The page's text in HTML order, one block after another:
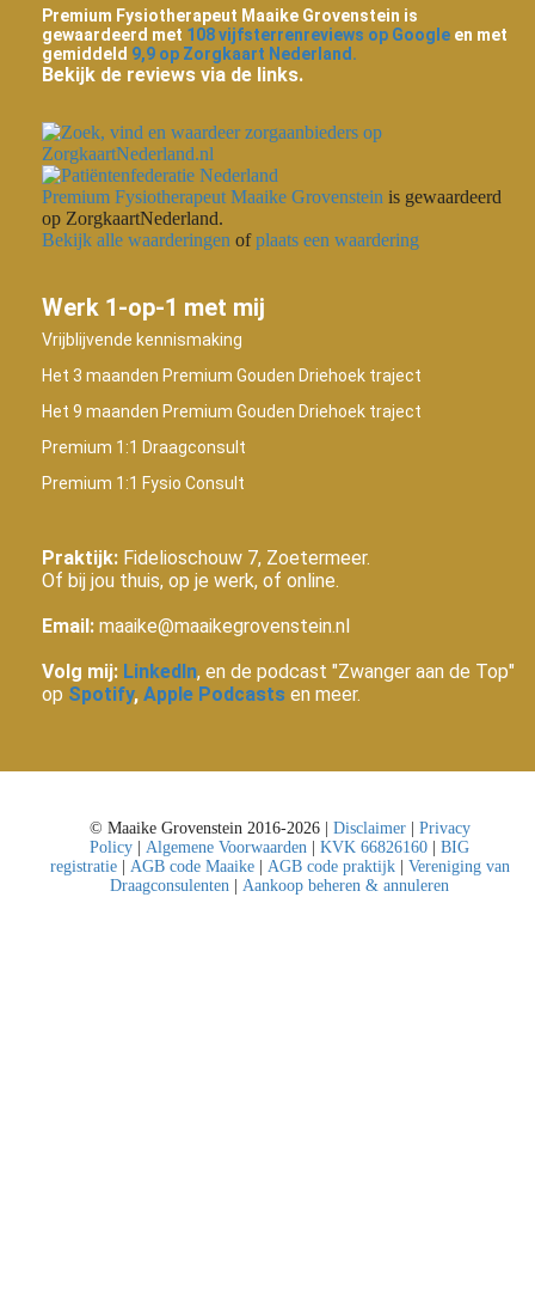
Premium Fysiotherapeut Maaike Grovenstein is
gewaardeerd met 108 vijfsterrenreviews op Google en met
gemiddeld 9,9 op Zorgkaart Nederland.
Bekijk de reviews via de links.
Premium Fysiotherapeut Maaike Grovenstein is gewaardeerd
op ZorgkaartNederland.
Bekijk alle waarderingen ofplaats een waardering
Werk 1-op-1 met mij
Vrijblijvende kennismaking
Het 3 maanden Premium Gouden Driehoek traject
Het 9 maanden Premium Gouden Driehoek traject
Premium 1:1 Draagconsult
Premium 1:1 Fysio Consult
Praktijk: Fidelioschouw 7, Zoetermeer.
Of bij jou thuis, op je werk, of online.
Email: maaike@maaikegrovenstein.nl
Volg mij: LinkedIn, en de podcast "Zwanger aan de Top"
op Spotify, Apple Podcasts en meer.
© Maaike Grovenstein 2016-2026 | Disclaimer| Privacy
Policy | Algemene Voorwaarden | KVK 66826160 | BIG
registratie| AGB code Maaike| AGB code praktijk| Vereniging van
Draagconsulenten | Aankoop beheren & annuleren